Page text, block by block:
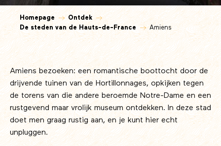
Homepage
Ontdek
De steden van de Hauts-de-France
Amiens
Amiens bezoeken: een romantische boottocht door de
drijvende tuinen van de Hortillonnages, opkijken tegen
de torens van die andere beroemde Notre-Dame en een
rustgevend maar vrolijk museum ontdekken. In deze stad
doet men graag rustig aan, en je kunt hier echt
unpluggen.